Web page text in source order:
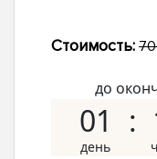
Стоимость:
до
01